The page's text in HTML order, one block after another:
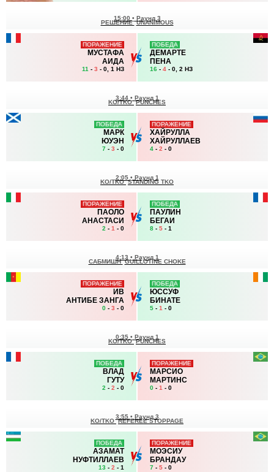
ПОРАЖЕНИЕ
МУСТАФА
АИДА
11 - 3 - 0, 1 НЗ
15:00 • Раунд 3
РЕШЕНИЕ UNANIMOUS
ПОБЕДА
ДЕМАРТЕ
ПЕНА
16 - 4 - 0, 2 НЗ
ПОБЕДА
МАРК
ЮУЭН
7 - 3 - 0
3:44 • Раунд 1
KO/TKO PUNCHES
ПОРАЖЕНИЕ
ХАЙРУЛЛА
ХАЙРУЛЛАЕВ
4 - 2 - 0
ПОРАЖЕНИЕ
ПАОЛО
АНАСТАСИ
2 - 1 - 0
2:05 • Раунд 1
KO/TKO STANDING TKO
ПОБЕДА
ПАУЛИН
БЕГАИ
8 - 5 - 1
ПОРАЖЕНИЕ
ИВ
АНТИБЕ ЗАНГА
0 - 3 - 0
4:13 • Раунд 1
САБМИШН GUILLOTINE CHOKE
ПОБЕДА
ЮССУФ
БИНАТЕ
5 - 1 - 0
ПОБЕДА
ВЛАД
ГУТУ
2 - 2 - 0
0:35 • Раунд 1
KO/TKO PUNCHES
ПОРАЖЕНИЕ
МАРСИО
МАРТИНС
0 - 1 - 0
ПОБЕДА
АЗАМАТ
НУФТИЛЛАЕВ
13 - 2 - 1
3:55 • Раунд 3
KO/TKO REFEREE STOPPAGE
ПОРАЖЕНИЕ
МОЭСИУ
БРАНДАУ
7 - 5 - 0